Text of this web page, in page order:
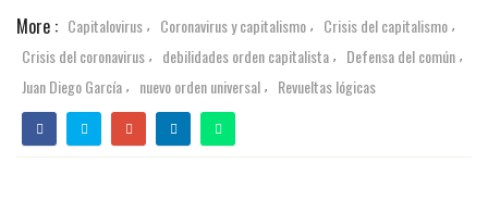
More : Capitalovirus , Coronavirus y capitalismo , Crisis del capitalismo ,
Crisis del coronavirus , debilidades orden capitalista , Defensa del común ,
Juan Diego García , nuevo orden universal , Revueltas lógicas